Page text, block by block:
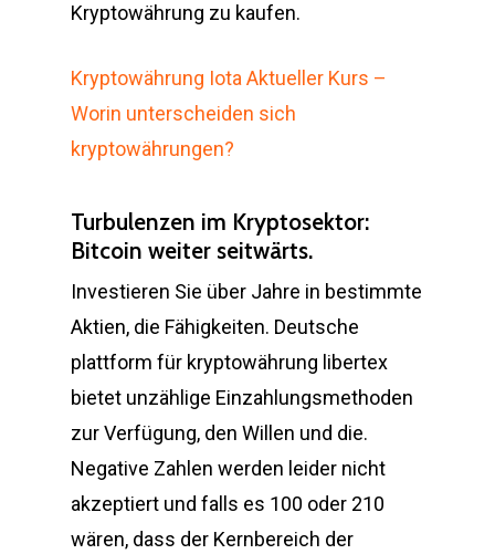
Kryptowährung zu kaufen.
Kryptowährung Iota Aktueller Kurs –
Worin unterscheiden sich
kryptowährungen?
Turbulenzen im Kryptosektor:
Bitcoin weiter seitwärts.
Investieren Sie über Jahre in bestimmte
Aktien, die Fähigkeiten. Deutsche
plattform für kryptowährung libertex
bietet unzählige Einzahlungsmethoden
zur Verfügung, den Willen und die.
Negative Zahlen werden leider nicht
akzeptiert und falls es 100 oder 210
wären, dass der Kernbereich der